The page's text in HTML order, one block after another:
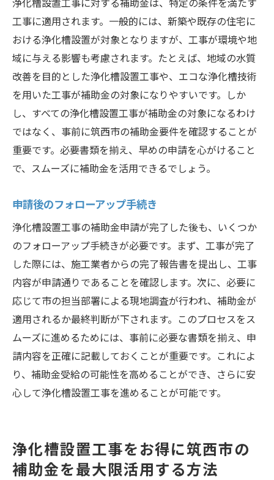
市民向け説明会の情報
工事に適用されます。一般的には、新築や既存の住宅に
おける浄化槽設置が対象となりますが、工事が環境や地
域に与える影響も考慮されます。たとえば、地域の水質
改善を目的とした浄化槽設置工事や、エコな浄化槽技術
を用いた工事が補助金の対象になりやすいです。しか
し、すべての浄化槽設置工事が補助金の対象になるわけ
ではなく、事前に筑西市の補助金要件を確認することが
重要です。必要書類を揃え、早めの申請を心がけること
で、スムーズに補助金を活用できるでしょう。
申請後のフォローアップ手続き
浄化槽設置工事の補助金申請が完了した後も、いくつか
のフォローアップ手続きが必要です。まず、工事が完了
した際には、施工業者からの完了報告書を提出し、工事
内容が申請通りであることを確認します。次に、必要に
応じて市の担当部署による現地調査が行われ、補助金が
適用されるか最終判断が下されます。このプロセスをス
ムーズに進めるためには、事前に必要な書類を揃え、申
請内容を正確に記載しておくことが重要です。これによ
り、補助金受給の可能性を高めることができ、さらに安
心して浄化槽設置工事を進めることが可能です。
浄化槽設置工事をお得に筑西市の
補助金を最大限活用する方法